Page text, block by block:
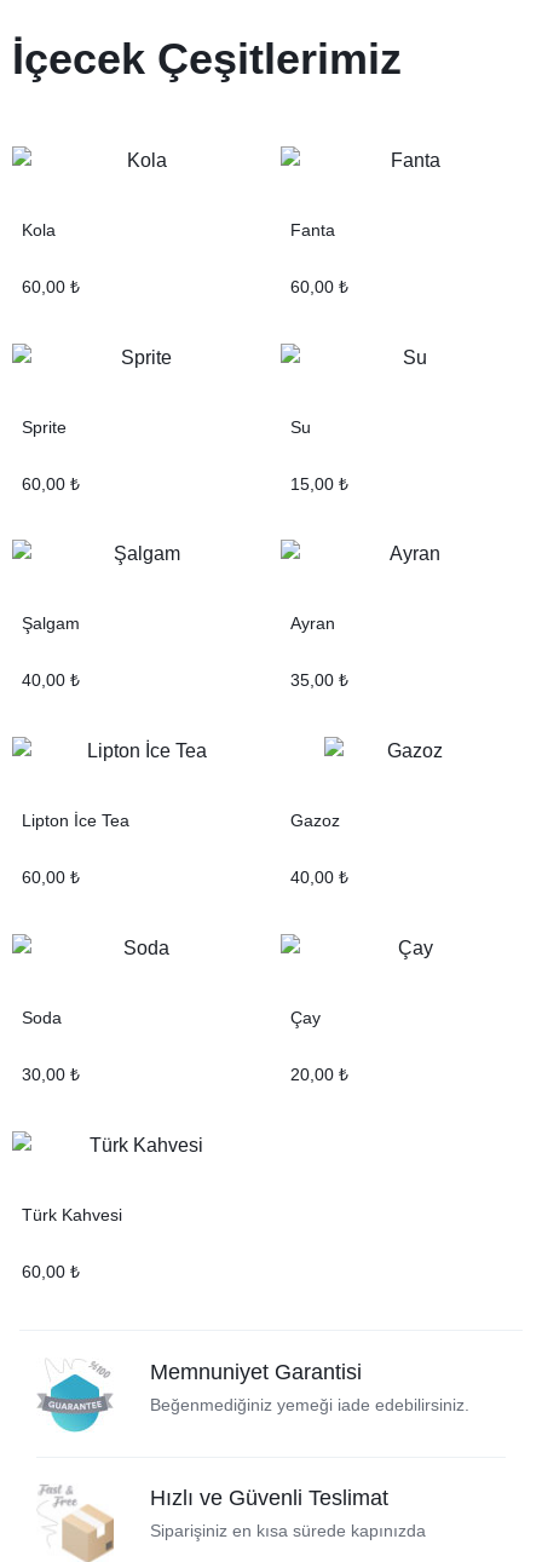
İçecek Çeşitlerimiz
Kola
60,00 ₺
Fanta
60,00 ₺
Sprite
60,00 ₺
Su
15,00 ₺
Şalgam
40,00 ₺
Ayran
35,00 ₺
Lipton İce Tea
60,00 ₺
Gazoz
40,00 ₺
Soda
30,00 ₺
Çay
20,00 ₺
Türk Kahvesi
60,00 ₺
Memnuniyet Garantisi
Beğenmediğiniz yemeği iade edebilirsiniz.
Hızlı ve Güvenli Teslimat
Siparişiniz en kısa sürede kapınızda